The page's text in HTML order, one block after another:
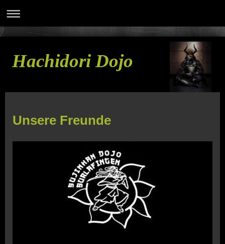
Hachidori Dojo
Unsere Freunde